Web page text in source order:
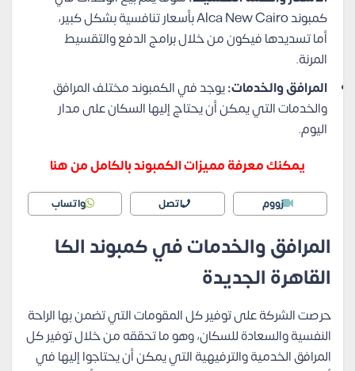
كمبوند Alca New Cairo بأسعار تنافسية بشكل كبير،
أما تسديدها فيكون من خلال برامج الدفع والتقسيط
المرنة.
المرافق والخدمات:يوجد في الكمبوند مختلف المرافق
والخدمات التي يمكن أن يحتاج إليها السكان على مدار
اليوم.
يمكنك معرفة مميزات الكمبوند بالكامل من هنا
زووم اتصل واتساب
المرافق والخدمات في كمبوند الكا
القاهرة الجديدة
حرصت الشركة على توفير كل المقومات التي تضمن بها الراحة
النفسية والسعادة للسكان، وهو ما تحققه من خلال توفير كل
المرافق الخدمية والترفيهية التي يمكن أن يحتاجوا إليها في